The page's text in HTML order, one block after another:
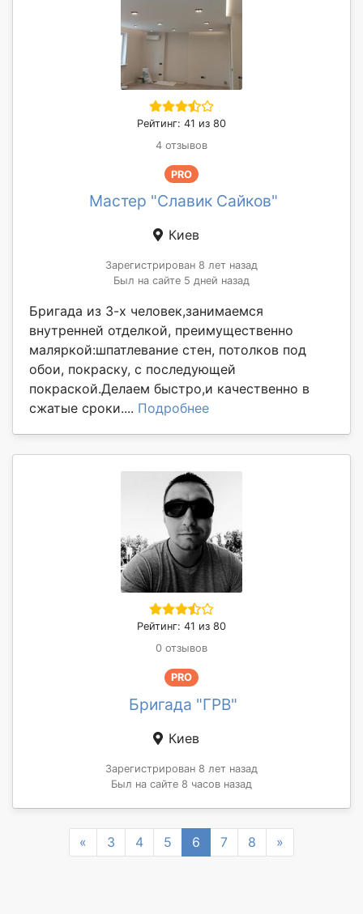
Рейтинг: 41 из 80
4 отзывов
PRO
Мастер "Славик Сайков"
Киев
Зарегистрирован 8 лет назад
Был на сайте 5 дней назад
Бригада из 3-х человек,занимаемся
внутренней отделкой, преимущественно
маляркой:шпатлевание стен, потолков под
обои, покраску, с последующей
покраской.Делаем быстро,и качественно в
сжатые сроки.... Подробнее
Рейтинг: 41 из 80
0 отзывов
PRO
Бригада "ГРВ"
Киев
Зарегистрирован 8 лет назад
Был на сайте 8 часов назад
« Previous
3 4 5 6 7 8 »